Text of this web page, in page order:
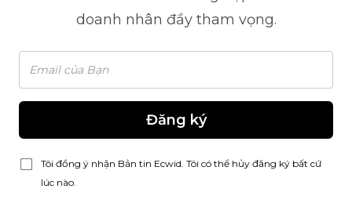
doanh nhân đầy tham vọng.
Đăng ký
Tôi đồng ý nhận Bản tin Ecwid. Tôi có thể hủy đăng ký bất cứ
lúc nào.